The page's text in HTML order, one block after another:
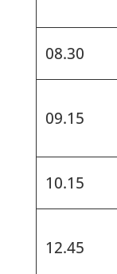
08.30
09.15
10.15
12.45